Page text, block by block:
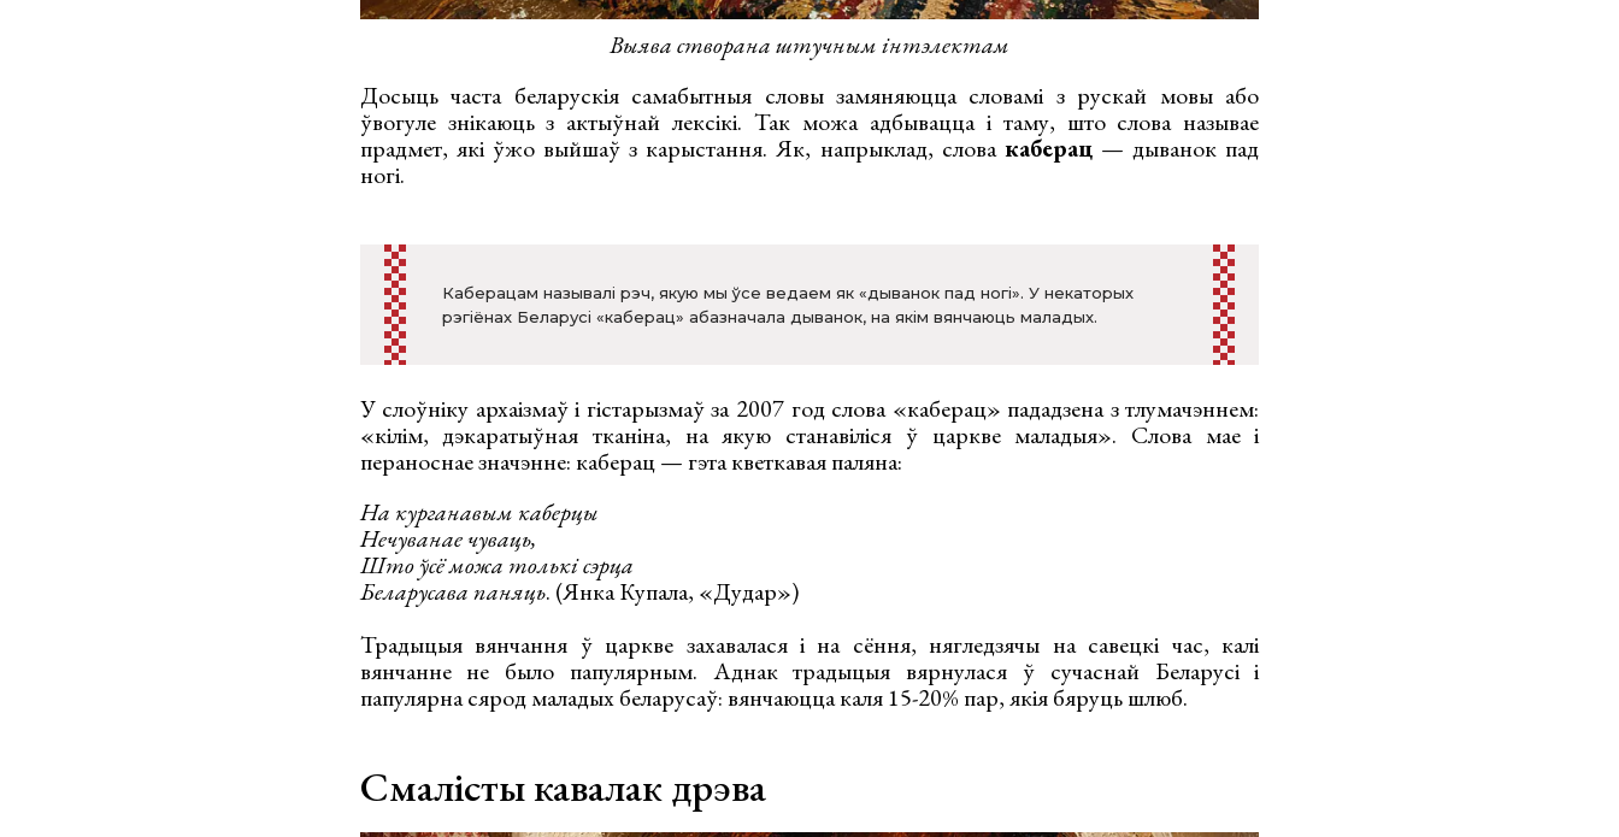
Выява створана штучным інтэлектам
Досыць часта беларускія самабытныя словы замяняюцца словамі з рускай мовы або
ўвогуле знікаюць з актыўнай лексікі. Так можа адбывацца і таму, што слова называе
прадмет, які ўжо выйшаў з карыстання. Як, напрыклад, слова каберац— дыванок пад
ногі.
Каберацам называлі рэч, якую мы ўсе ведаем як «дыванок пад ногі». У некаторых
рэгіёнах Беларусі «каберац» абазначала дыванок, на якім вянчаюць маладых.
У слоўніку архаізмаў і гістарызмаў за 2007 год слова «каберац» пададзена з тлумачэннем:
«кілім, дэкаратыўная тканіна, на якую станавіліся ў царкве маладыя». Слова мае і
пераноснае значэнне: каберац — гэта кветкавая паляна:
На курганавым каберцы
Нечуванае чуваць,
Што ўсё можа толькі сэрца
Беларусава паняць. (Янка Купала, «Дудар»)
Традыцыя вянчання ў царкве захавалася і на сёння, нягледзячы на савецкі час, калі
вянчанне не было папулярным. Аднак традыцыя вярнулася ў сучаснай Беларусі і
папулярна сярод маладых беларусаў: вянчаюцца каля 15-20% пар, якія бяруць шлюб.
Смалісты кавалак дрэва